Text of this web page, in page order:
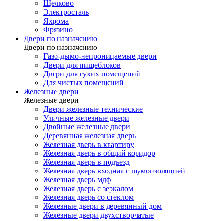
Щелково
Электросталь
Яхрома
Фрязино
Двери по назначению
Двери по назначению
Газо-дымо-непроницаемые двери
Двери для пищеблоков
Двери для сухих помещений
Для чистых помещений
Железные двери
Железные двери
Двери железные технические
Уличные железные двери
Двойные железные двери
Деревянная железная дверь
Железная дверь в квартиру
Железная дверь в общий коридор
Железная дверь в подъезд
Железная дверь входная с шумоизоляцией
Железная дверь мдф
Железная дверь с зеркалом
Железная дверь со стеклом
Железные двери в деревянный дом
Железные двери двухстворчатые